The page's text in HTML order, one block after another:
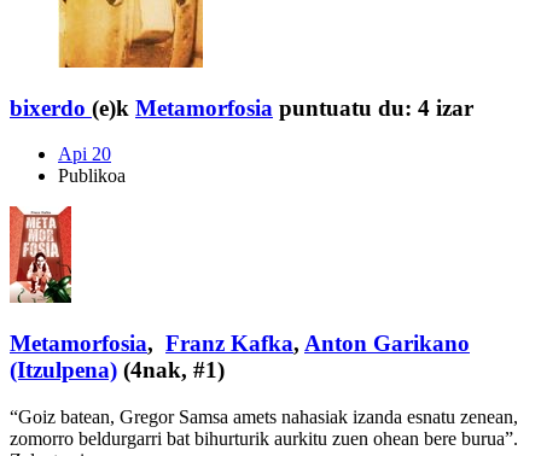
bixerdo (e)k Metamorfosia puntuatu du: 4 izar
Api 20
Publikoa
Metamorfosia, Franz Kafka, Anton Garikano
(Itzulpena) (4nak, #1)
“Goiz batean, Gregor Samsa amets nahasiak izanda esnatu zenean,
zomorro beldurgarri bat bihurturik aurkitu zuen ohean bere burua”.